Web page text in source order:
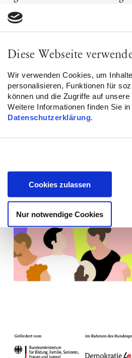
Diese Webseite
Wir verwenden Cookies, um
personalisieren, Funktionen für
können und die Zugriffe auf
Weitere Informationen finden Sie
Datenschutzerklärung.
Cookies zulassen
Nur notwendige Cookies
die Erfahrungen aus diesem
reflektieren, Best-Practice-
den Freiwilligendiensten
Anmelden unter:http://